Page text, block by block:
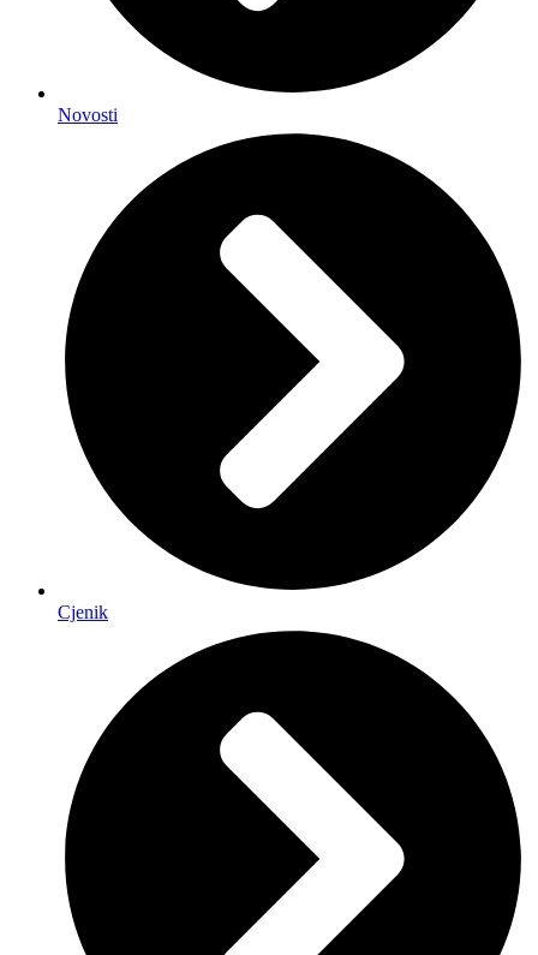
Novosti
Cjenik